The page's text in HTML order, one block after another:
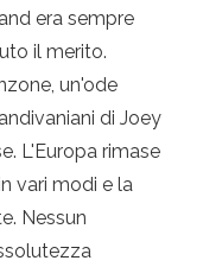
era sempre
il merito.
un'ode
di Joey
L'Europa rimase
vari modi e la
Nessun